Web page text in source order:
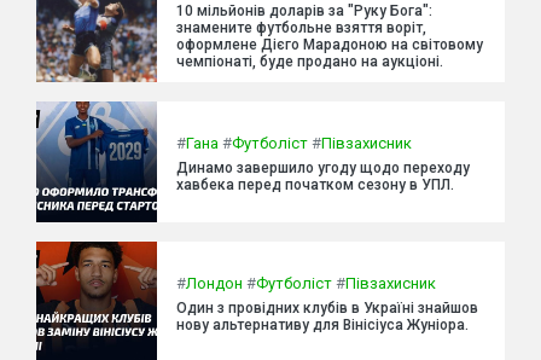
10 мільйонів доларів за "Руку Бога":
знамените футбольне взяття воріт,
оформлене Дієго Марадоною на світовому
чемпіонаті, буде продано на аукціоні.
#Гана #Футболіст #Півзахисник
Динамо завершило угоду щодо переходу
хавбека перед початком сезону в УПЛ.
#Лондон #Футболіст #Півзахисник
Один з провідних клубів в Україні знайшов
нову альтернативу для Вінісіуса Жуніора.